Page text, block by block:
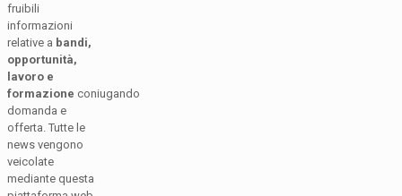
fruibili
informazioni
relative a bandi,
opportunità,
lavoro e
formazione coniugando
domanda e
offerta. Tutte le
news vengono
veicolate
mediante questa